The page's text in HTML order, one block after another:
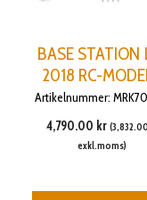
BASE STATION
2018 RC-
Artikelnummer:
4,790.00 kr (3,832.00
exkl.moms)